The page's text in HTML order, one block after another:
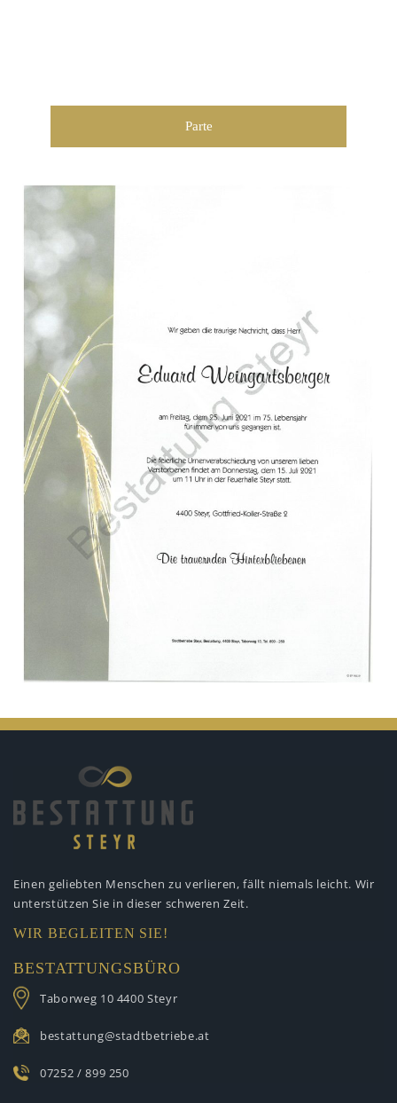
Parte
Einen geliebten Menschen zu verlieren, fällt niemals leicht. Wir
unterstützen Sie in dieser schweren Zeit.
WIR BEGLEITEN SIE!
BESTATTUNGSBÜRO
Taborweg 10 4400 Steyr
bestattung@stadtbetriebe.at
07252 / 899 250